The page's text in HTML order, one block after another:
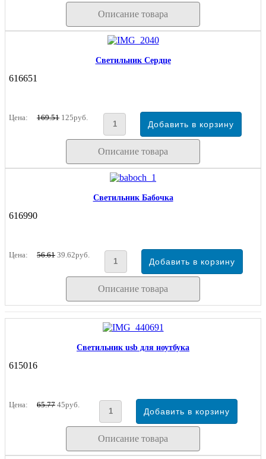
Описание товара
Светильник Сердце
616651
Цена: 169.51 125руб.
Описание товара
Светильник Бабочка
616990
Цена: 56.61 39.62руб.
Описание товара
Светильник usb для ноутбука
615016
Цена: 65.77 45руб.
Описание товара